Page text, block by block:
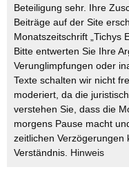
Beteiligung sehr. Ihre
Beiträge auf der Site
Monatszeitschrift „Tichys
Bitte entwerten Sie Ihre
Verunglimpfungen oder
Texte schalten wir nicht
moderiert, da die
verstehen Sie, dass die
morgens Pause macht
zeitlichen Verzögerungen
Verständnis. Hinweis